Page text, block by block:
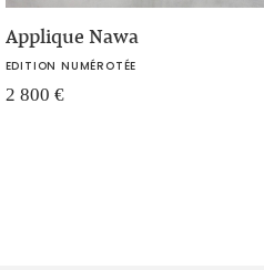
Applique Nawa
EDITION NUMÉROTÉE
2 800 €